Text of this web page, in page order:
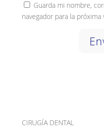
Guarda mi nombre,
navegador para la
CIRUGÍA DENTAL